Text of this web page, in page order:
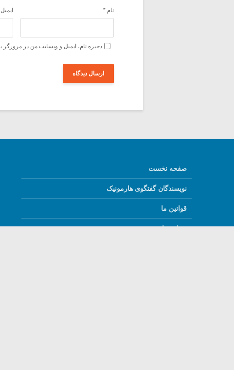
نام * ایمیل
ذخیره نام، ایمیل و وبسایت من در مرورگر
صفحه نخست
نویسندگان گفتگوی هارمونیک
قوانین ما
درباره ما